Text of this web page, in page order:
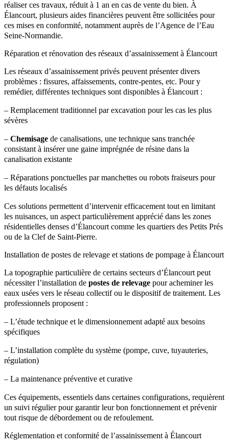
réaliser ces travaux, réduit à 1 an en cas de vente du bien. À
Élancourt, plusieurs aides financières peuvent être sollicitées pour
ces mises en conformité, notamment auprès de l’Agence de l’Eau
Seine-Normandie.
Réparation et rénovation des réseaux d’assainissement à Élancourt
Les réseaux d’assainissement privés peuvent présenter divers
problèmes : fissures, affaissements, contre-pentes, etc. Pour y
remédier, différentes techniques sont disponibles à Élancourt :
– Remplacement traditionnel par excavation pour les cas les plus
sévères
– Chemisage de canalisations, une technique sans tranchée
consistant à insérer une gaine imprégnée de résine dans la
canalisation existante
– Réparations ponctuelles par manchettes ou robots fraiseurs pour
les défauts localisés
Ces solutions permettent d’intervenir efficacement tout en limitant
les nuisances, un aspect particulièrement apprécié dans les zones
résidentielles denses d’Élancourt comme les quartiers des Petits Prés
ou de la Clef de Saint-Pierre.
Installation de postes de relevage et stations de pompage à Élancourt
La topographie particulière de certains secteurs d’Élancourt peut
nécessiter l’installation de postes de relevage pour acheminer les
eaux usées vers le réseau collectif ou le dispositif de traitement. Les
professionnels proposent :
– L’étude technique et le dimensionnement adapté aux besoins
spécifiques
– L’installation complète du système (pompe, cuve, tuyauteries,
régulation)
– La maintenance préventive et curative
Ces équipements, essentiels dans certaines configurations, requièrent
un suivi régulier pour garantir leur bon fonctionnement et prévenir
tout risque de débordement ou de refoulement.
Réglementation et conformité de l’assainissement à Élancourt